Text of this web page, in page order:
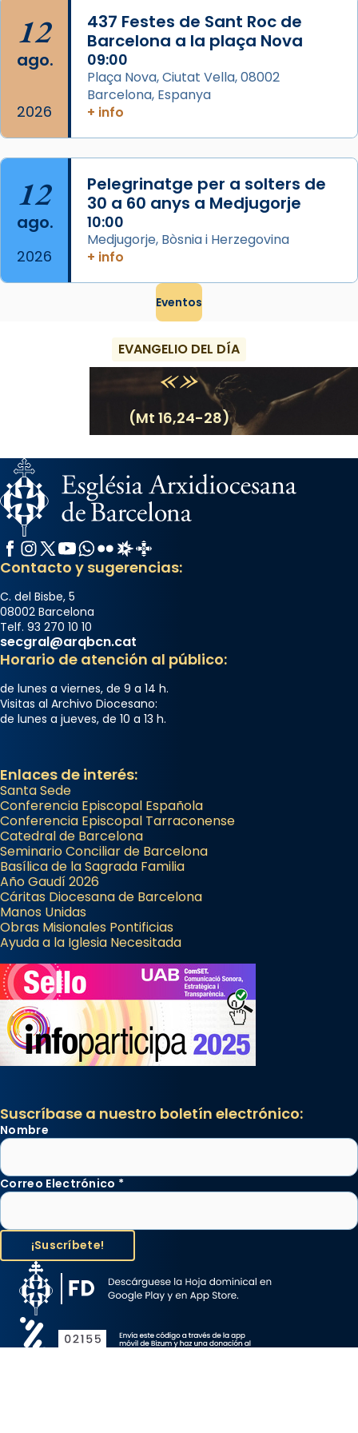
Foto
View on Facebook · Share
12
ago.
2026
437 Festes de Sant Roc de
Barcelona a la plaça Nova
09:00
Plaça Nova, Ciutat Vella, 08002
Barcelona, Espanya
+ info
12
ago.
2026
Pelegrinatge per a solters de
30 a 60 anys a Medjugorje
10:00
Medjugorje, Bòsnia i Herzegovina
+ info
Eventos
EVANGELIO DEL DÍA
(Mt 16,24-28)
Facebook
Instagram
X / Twitter
YouTube
WhatsApp
FlickrRadio Estel
Catalunya Cristiana
Contacto y sugerencias:
C. del Bisbe, 5
08002 Barcelona
Telf. 93 270 10 10
secgral@arqbcn.cat
Horario de atención al público:
de lunes a viernes, de 9 a 14 h.
Visitas al Archivo Diocesano:
de lunes a jueves, de 10 a 13 h.
Enlaces de interés:
Santa Sede
Conferencia Episcopal Española
Conferencia Episcopal Tarraconense
Catedral de Barcelona
Seminario Conciliar de Barcelona
Basílica de la Sagrada Familia
Año Gaudí 2026
Cáritas Diocesana de Barcelona
Manos Unidas
Obras Misionales Pontificias
Ayuda a la Iglesia Necesitada
Suscríbase a nuestro boletín electrónico:
Nombre
Correo Electrónico *